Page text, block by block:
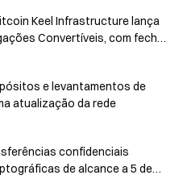
Keel Infrastructure lança
e levantamentos de
atualização da rede
confidenciais
de alcance a 5 de